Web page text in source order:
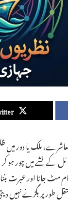
ملک یا دور میں
نشے میں چور ہو کر
جانا اور عبرت بننا
طور پر بگڑنے